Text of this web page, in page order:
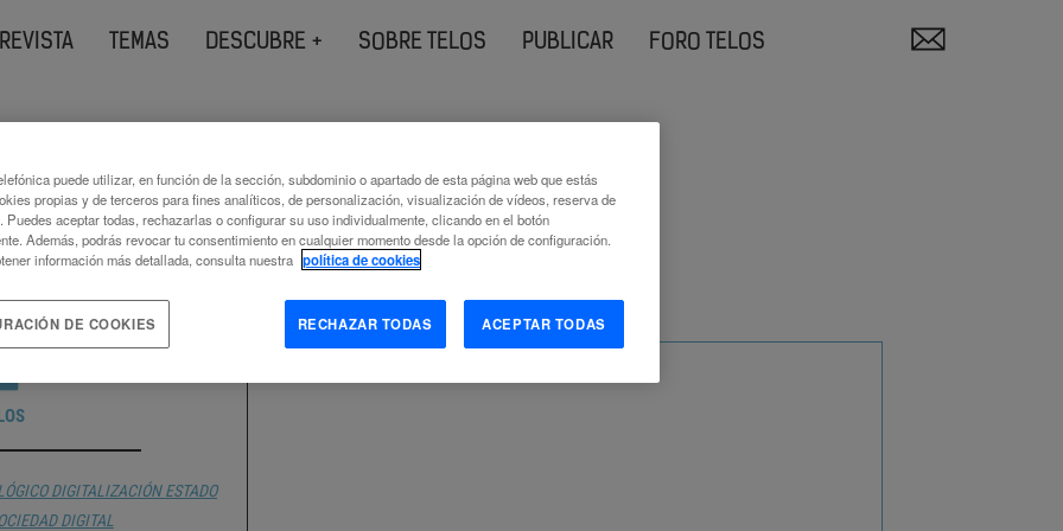
REVISTA TEMAS DESCUBRE + SOBRE TELOS PUBLICAR FORO TELOS
comoestados
GLOBAL
DIGITALIZACIÓN ESTADO
DIGITAL
puede utilizar, en función de la sección, subdominio o apartado de esta página web que estás
propias y de terceros para fines analíticos, de personalización, visualización de vídeos, reserva de
Puedes aceptar todas, rechazarlas o configurar su uso individualmente, clicando en el botón
Además, podrás revocar tu consentimiento en cualquier momento desde la opción de configuración.
información más detallada, consulta nuestra política de cookies
RECHAZAR TODAS ACEPTAR TODAS
DE COOKIES